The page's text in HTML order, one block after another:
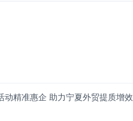
动精准惠企 助力宁夏外贸提质增效